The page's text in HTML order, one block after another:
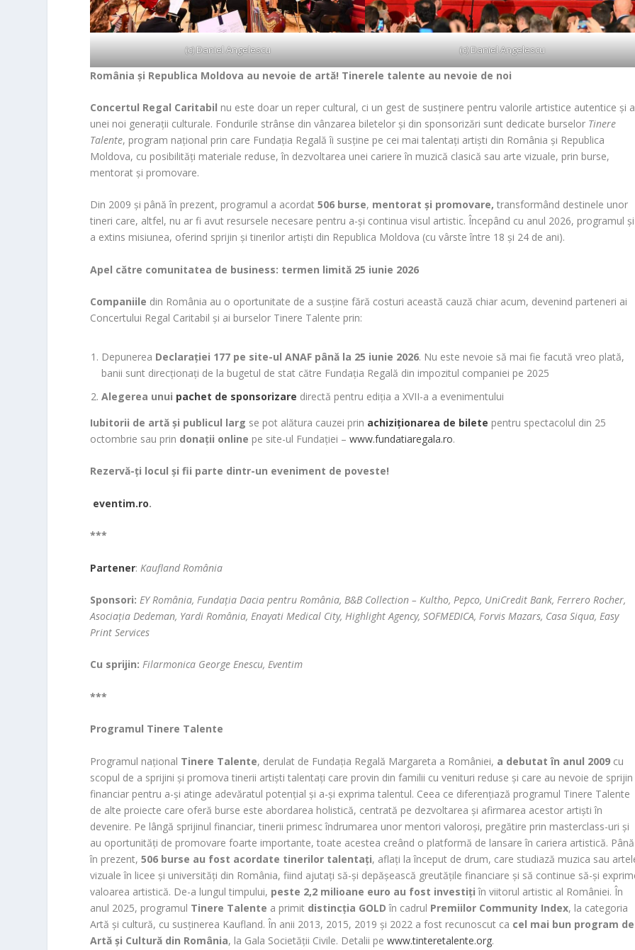
(c) Daniel Angelescu (c) Daniel Angelescu
România și Republica Moldova au nevoie de artă! Tinerele talente au nevoie de noi
Concertul Regal Caritabil nu este doar un reper cultural, ci un gest de susținere pentru valorile artistice autentice și a
unei noi generații culturale. Fondurile strânse din vânzarea biletelor şi din sponsorizări sunt dedicate burselor Tinere
Talente, program național prin care Fundația Regală îi susține pe cei mai talentați artiști din România și Republica
Moldova, cu posibilități materiale reduse, în dezvoltarea unei cariere în muzică clasică sau arte vizuale, prin burse,
mentorat și promovare.
Din 2009 și până în prezent, programul a acordat506 burse, mentorat și promovare, transformând destinele unor
tineri care, altfel, nu ar fi avut resursele necesare pentru a-și continua visul artistic. Începând cu anul 2026, programul
a extins misiunea, oferind sprijin și tinerilor artiști din Republica Moldova (cu vârste între 18 și 24 de ani).
Apel către comunitatea de business: termen limită 25 iunie 2026
Companiile din România au o oportunitate de a susține fără costuri această cauză chiar acum, devenind parteneri ai
Concertului Regal Caritabil și ai burselor Tinere Talente prin:
Depunerea Declarației 177 pe site-ul ANAF până la 25 iunie 2026. Nu este nevoie să mai fie facută vreo plată,
banii sunt direcționați de la bugetul de stat către Fundația Regală din impozitul companiei pe 2025
Alegerea unui pachet de sponsorizare directă pentru ediția a XVII-a a evenimentului
Iubitorii de artă și publicul larg se pot alătura cauzei prin achiziționarea de bilete pentru spectacolul din 25
octombrie sau prin donații online pe site-ul Fundației –www.fundatiaregala.ro.
Rezervă-ți locul și fii parte dintr-un eveniment de poveste!
eventim.ro.
***
Partener: Kaufland România
Sponsori:EY România, Fundația Dacia pentru România, B&B Collection – Kultho, Pepco, UniCredit Bank, Ferrero Rocher,
Asociația Dedeman, Yardi România, Enayati Medical City, Highlight Agency, SOFMEDICA, Forvis Mazars, Casa Siqua, Easy
Print Services
Cu sprijin: Filarmonica George Enescu, Eventim
***
Programul Tinere Talente
Programul național Tinere Talente, derulat de Fundația Regală Margareta a României, a debutat în anul 2009 cu
scopul de a sprijini și promova tinerii artiști talentați care provin din familii cu venituri reduse și care au nevoie de sprijin
financiar pentru a-și atinge adevăratul potențial și a-și exprima talentul. Ceea ce diferențiază programul Tinere Talente
de alte proiecte care oferă burse este abordarea holistică, centrată pe dezvoltarea și afirmarea acestor artiști în
devenire. Pe lângă sprijinul financiar, tinerii primesc îndrumarea unor mentori valoroși, pregătire prin masterclass-uri și
au oportunități de promovare foarte importante, toate acestea creând o platformă de lansare în cariera artistică. Până
în prezent,506 burse au fost acordate tinerilor talentați, aflați la început de drum, care studiază muzica sau
vizuale în licee și universități din România, fiind ajutați să-și depășească greutățile financiare și să continue să-și
valoarea artistică. De-a lungul timpului, peste 2,2 milioane euro au fost investiți în viitorul artistic al României. În
anul 2025, programul Tinere Talente a primit distincția GOLD în cadrul Premiilor Community Index, la categoria
Artă și cultură, cu susținerea Kaufland. În anii 2013, 2015, 2019 și 2022 a fost recunoscut ca cel mai bun program de
Artă și Cultură din România, la Gala Societății Civile. Detalii pewww.tinteretalente.org.